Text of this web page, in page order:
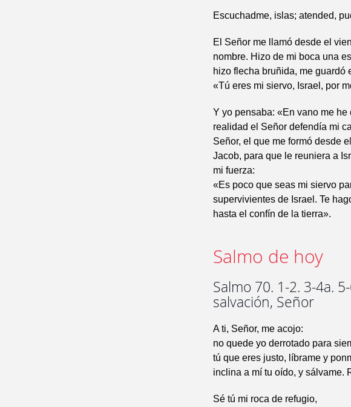
Escuchadme, islas; atended,
El Señor me llamó desde el
nombre. Hizo de mi boca una
hizo flecha bruñida, me guardó
«Tú eres mi siervo, Israel, por
Y yo pensaba: «En vano me
realidad el Señor defendía mi
Señor, el que me formó desde
Jacob, para que le reuniera a
mi fuerza:
«Es poco que seas mi siervo
supervivientes de Israel. Te
hasta el confín de la tierra».
Salmo de hoy
Salmo 70. 1-2. 3-4a.
salvación, Señor
A ti, Señor, me acojo:
no quede yo derrotado para
tú que eres justo, líbrame y
inclina a mí tu oído, y sálvame.
Sé tú mi roca de refugio,